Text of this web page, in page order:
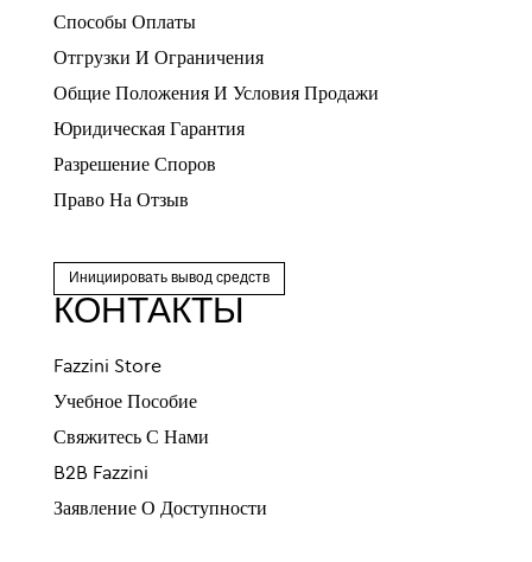
Способы Оплаты
Отгрузки И Ограничения
Общие Положения И Условия Продажи
Юридическая Гарантия
Разрешение Споров
Право На Отзыв
Инициировать вывод средств
КОНТАКТЫ
Fazzini Store
Учебное Пособие
Свяжитесь С Нами
B2B Fazzini
Заявление О Доступности